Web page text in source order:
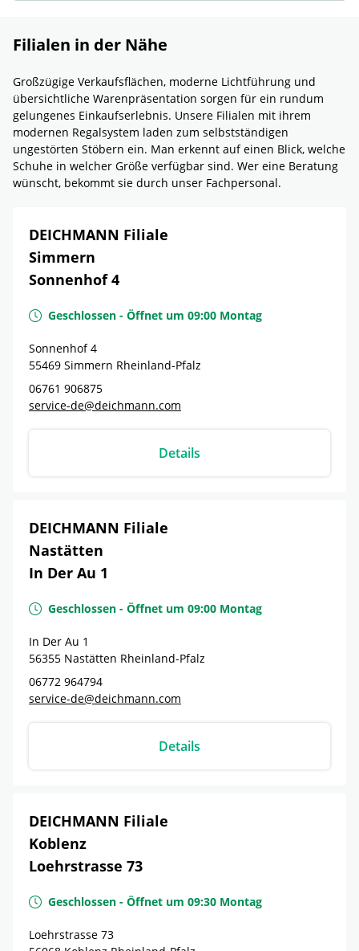
Filialen in der Nähe
Großzügige Verkaufsflächen, moderne Lichtführung und
übersichtliche Warenpräsentation sorgen für ein rundum
gelungenes Einkaufserlebnis. Unsere Filialen mit ihrem
modernen Regalsystem laden zum selbstständigen
ungestörten Stöbern ein. Man erkennt auf einen Blick, welche
Schuhe in welcher Größe verfügbar sind. Wer eine Beratung
wünscht, bekommt sie durch unser Fachpersonal.
DEICHMANN Filiale
Simmern
Sonnenhof 4
Geschlossen - Öffnet um 09:00 Montag
Sonnenhof 4
55469 Simmern Rheinland-Pfalz
06761 906875
service-de@deichmann.com
Details
DEICHMANN Filiale
Nastätten
In Der Au 1
Geschlossen - Öffnet um 09:00 Montag
In Der Au 1
56355 Nastätten Rheinland-Pfalz
06772 964794
service-de@deichmann.com
Details
DEICHMANN Filiale
Koblenz
Loehrstrasse 73
Geschlossen - Öffnet um 09:30 Montag
Loehrstrasse 73